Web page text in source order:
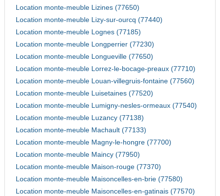
Location monte-meuble Lizines (77650)
Location monte-meuble Lizy-sur-ourcq (77440)
Location monte-meuble Lognes (77185)
Location monte-meuble Longperrier (77230)
Location monte-meuble Longueville (77650)
Location monte-meuble Lorrez-le-bocage-preaux (77710)
Location monte-meuble Louan-villegruis-fontaine (77560)
Location monte-meuble Luisetaines (77520)
Location monte-meuble Lumigny-nesles-ormeaux (77540)
Location monte-meuble Luzancy (77138)
Location monte-meuble Machault (77133)
Location monte-meuble Magny-le-hongre (77700)
Location monte-meuble Maincy (77950)
Location monte-meuble Maison-rouge (77370)
Location monte-meuble Maisoncelles-en-brie (77580)
Location monte-meuble Maisoncelles-en-gatinais (77570)